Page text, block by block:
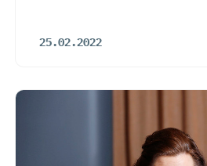
25.02.2022